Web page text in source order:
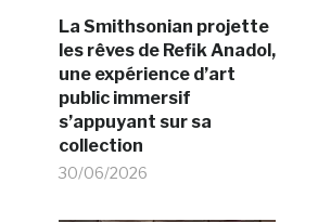
La Smithsonian projette
les rêves de Refik Anadol,
une expérience d’art
public immersif
s’appuyant sur sa
collection
30/06/2026